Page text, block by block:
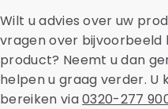
Wilt u advies over uw
vragen over bijvoorbeeld
product? Neemt u dan
helpen u graag verder. U
bereiken via0320-277